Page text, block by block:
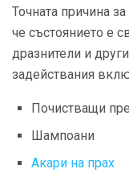
Точната причина
че състоянието е
дразнители и
задействания
Почистващи
Шампоани
Акари на прах